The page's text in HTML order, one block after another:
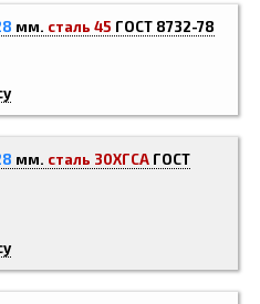
мм. сталь 45 ГОСТ 8732-78
мм. сталь 30ХГСА ГОСТ